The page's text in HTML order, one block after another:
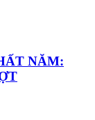
NĂM: